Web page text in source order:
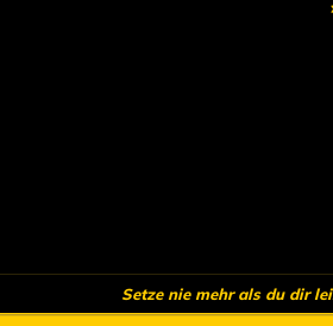
Setze nie mehr als du dir